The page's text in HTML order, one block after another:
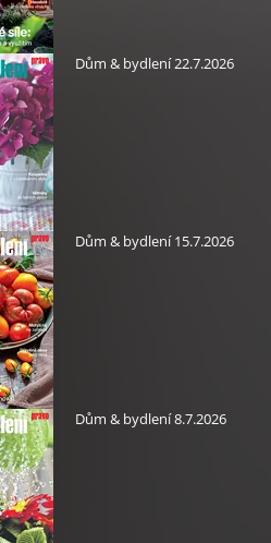
Dům & bydlení 22.7.2026
Dům & bydlení 15.7.2026
Dům & bydlení 8.7.2026